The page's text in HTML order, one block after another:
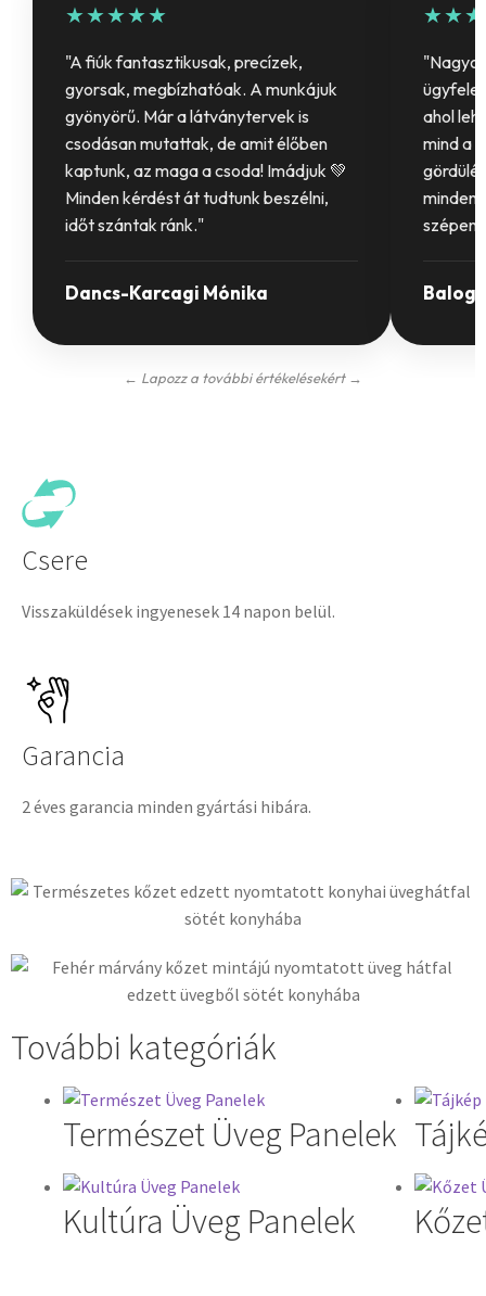
★★★★★
"A fiúk fantasztikusak, precízek,
gyorsak, megbízhatóak. A munkájuk
gyönyörű. Már a látványtervek is
csodásan mutattak, de amit élőben
kaptunk, az maga a csoda! Imádjuk 💚
Minden kérdést át tudtunk beszélni,
időt szántak ránk."
Dancs-Karcagi Mónika
ahol
mind a
szépen
← Lapozz a további értékelésekért →
Csere
Visszaküldések ingyenesek 14 napon belül.
Garancia
2 éves garancia minden gyártási hibára.
További kategóriák
Természet Üveg Panelek
Kultúra Üveg Panelek